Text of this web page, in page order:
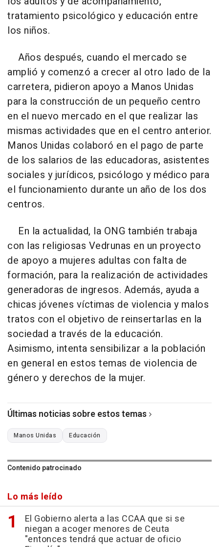
tratamiento psicológico y educación entre
los niños.
Años después, cuando el mercado se
amplió y comenzó a crecer al otro lado de la
carretera, pidieron apoyo a Manos Unidas
para la construcción de un pequeño centro
en el nuevo mercado en el que realizar las
mismas actividades que en el centro anterior.
Manos Unidas colaboró en el pago de parte
de los salarios de las educadoras, asistentes
sociales y jurídicos, psicólogo y médico para
el funcionamiento durante un año de los dos
centros.
En la actualidad, la ONG también trabaja
con las religiosas Vedrunas en un proyecto
de apoyo a mujeres adultas con falta de
formación, para la realización de actividades
generadoras de ingresos. Además, ayuda a
chicas jóvenes víctimas de violencia y malos
tratos con el objetivo de reinsertarlas en la
sociedad a través de la educación.
Asimismo, intenta sensibilizar a la población
en general en estos temas de violencia de
género y derechos de la mujer.
Últimas noticias sobre estos temas
Manos Unidas Educación
Contenido patrocinado
Lo más leído
El Gobierno alerta a las CCAA que si se
niegan a acoger menores de Ceuta
"entonces tendrá que actuar de oficio